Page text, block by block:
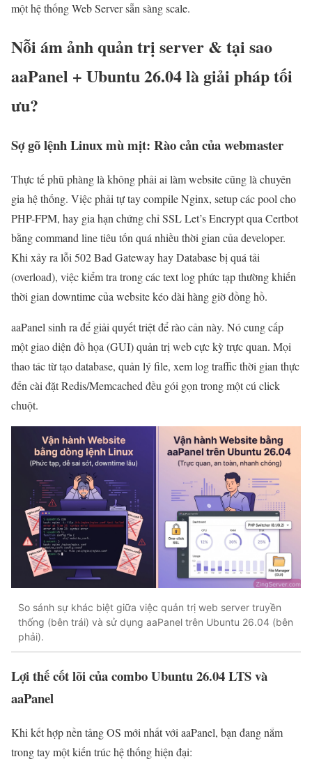
một hệ thống Web Server sẵn sàng scale.
Nỗi ám ảnh quản trị server & tại sao
aaPanel + Ubuntu 26.04 là giải pháp tối
ưu?
Sợ gõ lệnh Linux mù mịt: Rào cản của webmaster
Thực tế phũ phàng là không phải ai làm website cũng là chuyên
gia hệ thống. Việc phải tự tay compile Nginx, setup các pool cho
PHP-FPM, hay gia hạn chứng chỉ SSL Let’s Encrypt qua Certbot
bằng command line tiêu tốn quá nhiều thời gian của developer.
Khi xảy ra lỗi 502 Bad Gateway hay Database bị quá tải
(overload), việc kiểm tra trong các text log phức tạp thường khiến
thời gian downtime của website kéo dài hàng giờ đồng hồ.
aaPanel sinh ra để giải quyết triệt để rào cản này. Nó cung cấp
một giao diện đồ họa (GUI) quản trị web cực kỳ trực quan. Mọi
thao tác từ tạo database, quản lý file, xem log traffic thời gian thực
đến cài đặt Redis/Memcached đều gói gọn trong một cú click
chuột.
So sánh sự khác biệt giữa việc quản trị web server truyền
thống (bên trái) và sử dụng aaPanel trên Ubuntu 26.04 (bên
phải).
Lợi thế cốt lõi của combo Ubuntu 26.04 LTS và
aaPanel
Khi kết hợp nền tảng OS mới nhất với aaPanel, bạn đang nắm
trong tay một kiến trúc hệ thống hiện đại: